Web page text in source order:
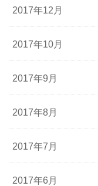
2017年12月
2017年10月
2017年9月
2017年8月
2017年7月
2017年6月